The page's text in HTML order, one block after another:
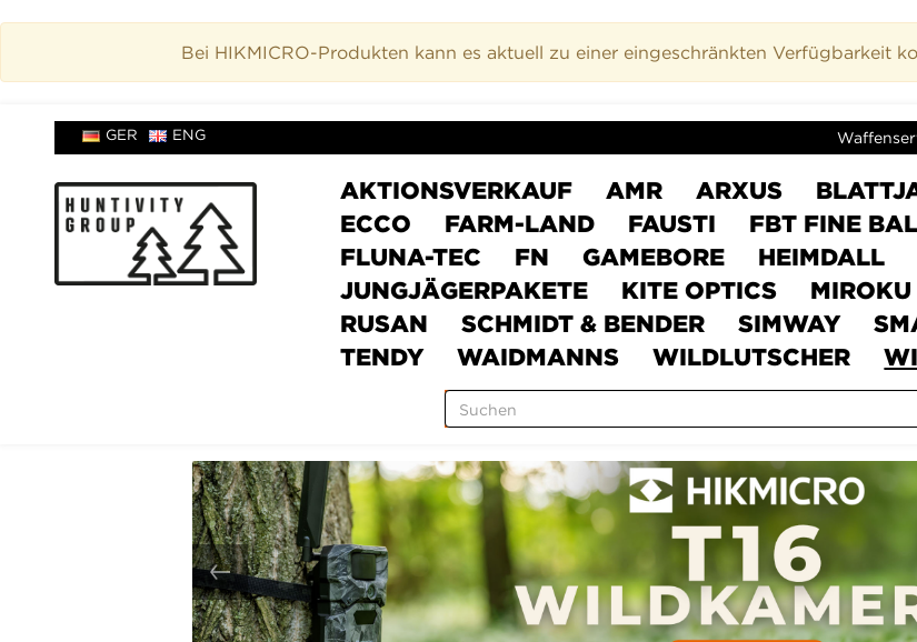
Bei HIKMICRO-Produkten kann es aktuell zu einer eingeschränkten Verfügbarkeit
GER ENG
AKTIONSVERKAUF AMR ARXUS
ECCO
FARM-LAND FAUSTI FBT FINE
FLUNA-TEC
FN GAMEBORE HEIMDALL
JUNGJÄGERPAKETE
KITE OPTICS MIROKU
RUSAN
SCHMIDT & BENDER SIMWAY
TENDY
WAIDMANNS WILDLUTSCHER